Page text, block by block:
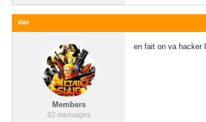
dax
Members
82 messages
en fait on va hacker